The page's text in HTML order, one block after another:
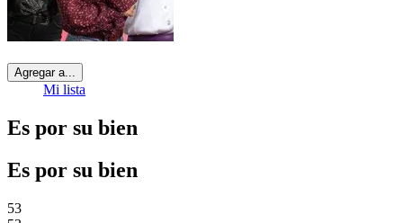
Agregar a...
Mi lista
Es por su bien
Es por su bien
53